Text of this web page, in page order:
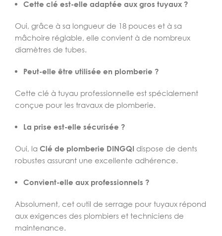
Cette clé est-elle adaptée aux gros tuyaux ?
Oui, grâce à sa longueur de 18 pouces et à sa
mâchoire réglable, elle convient à de nombreux
diamètres de tubes.
Peut-elle être utilisée en plomberie ?
Cette clé à tuyau professionnelle est spécialement
conçue pour les travaux de plomberie.
La prise est-elle sécurisée ?
Oui, la Clé de plomberie DINGQI dispose de dents
robustes assurant une excellente adhérence.
Convient-elle aux professionnels ?
Absolument, cet outil de serrage pour tuyaux répond
aux exigences des plombiers et techniciens de
maintenance.